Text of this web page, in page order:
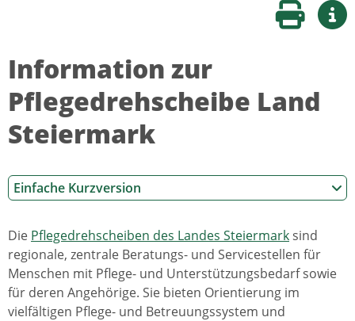
Seite
Information zur
Pflegedrehscheibe Land
Steiermark
Einfache Kurzversion
Die Pflegedrehscheiben des Landes Steiermarksind
regionale, zentrale Beratungs- und Servicestellen für
Menschen mit Pflege- und Unterstützungsbedarf sowie
für deren Angehörige. Sie bieten Orientierung im
vielfältigen Pflege- und Betreuungssystem und